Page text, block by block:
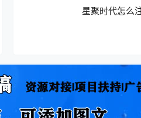
星聚时代怎么